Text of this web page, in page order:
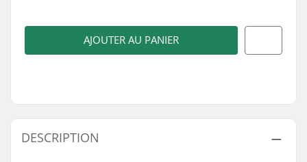
AJOUTER AU PANIER
DESCRIPTION